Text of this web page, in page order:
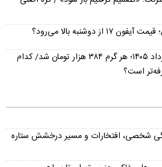
دوشنبه بالا می‌رود؟
قیمت نقره امروز شنبه ۱۷ مرداد ۱۴۰۵؛ هر گرم ۳۸۴ هزار تومان شد/ کدام
است؟
شخصی، افتخارات و مسیر درخشش ستاره